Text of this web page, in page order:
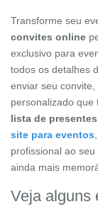
Transforme seu
convites online
exclusivo para
todos os detalhes
enviar seu
personalizado que
lista de presentes
site para eventos
profissional ao
ainda mais
Veja alguns